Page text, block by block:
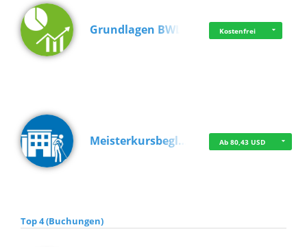
Grundlagen BWL Kostenfrei
Meisterkursbegl… Ab 80,43 USD
Top 4 (Buchungen)